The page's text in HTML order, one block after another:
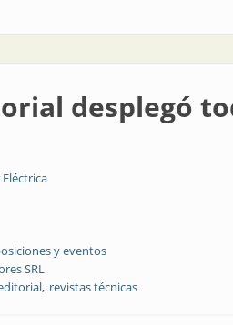
desplegó
y eventos
SRL
revistas técnicas